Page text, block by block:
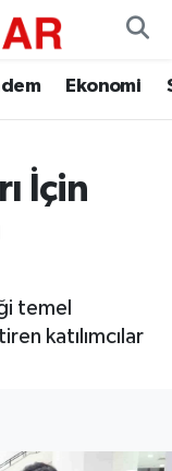
Ekonomi
İçin
temel
katılımcılar